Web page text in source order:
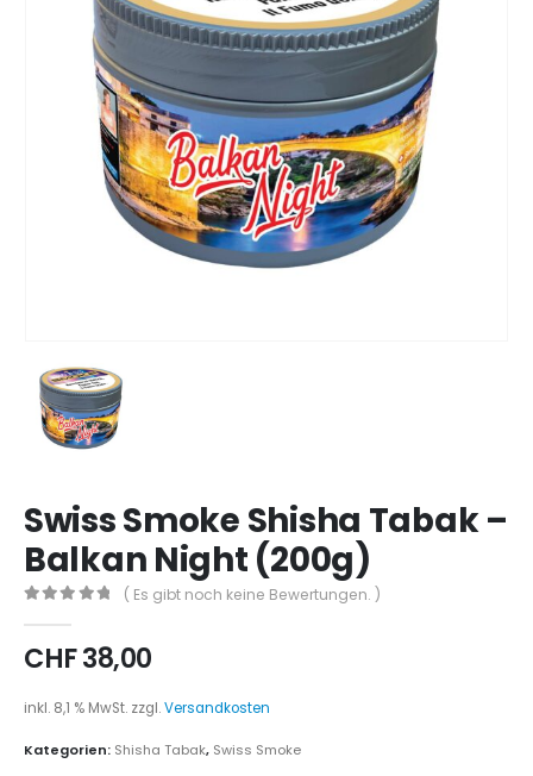
Swiss Smoke Shisha Tabak –
Balkan Night (200g)
( Es gibt noch keine Bewertungen. )
CHF38,00
inkl. 8,1 % MwSt. zzgl.Versandkosten
Kategorien: Shisha Tabak, Swiss Smoke